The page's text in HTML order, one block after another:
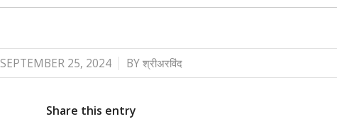
SEPTEMBER 25, 2024
/ BYश्रीअरविंद
Share this entry